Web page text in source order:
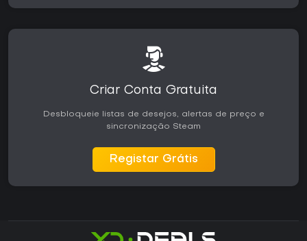
Criar Conta Gratuita
Desbloqueie listas de desejos, alertas de preço e
sincronização Steam
Registar Grátis